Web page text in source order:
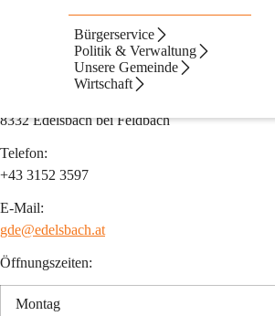
Bürgerservice
Politik & Verwaltung
Unsere Gemeinde
Wirtschaft
Gemeindeamt
Gemeinde Edelsbach bei Feldbach
8332 Edelsbach bei Feldbach
Telefon:
+43 3152 3597
E-Mail:
gde@edelsbach.at
Öffnungszeiten:
Montag